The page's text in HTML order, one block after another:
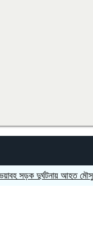
দুর্ঘটনায় আহত মৌসুমী মৌ